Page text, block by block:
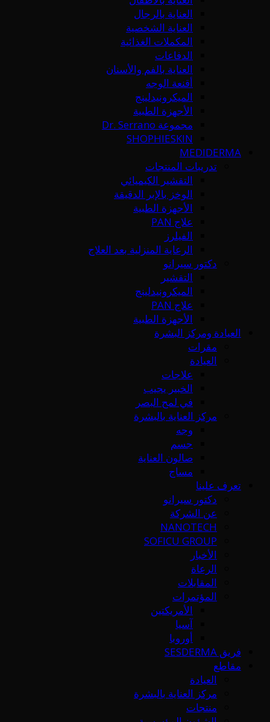
العناية بالرجال
العناية الشخصية
المكملات الغذائية
الدفاعات
العناية بالفم والأسنان
أقنعة الوجه
الميكرونيدلينج
الأجهزة الطبية
مجموعة Dr. Serrano
SHOPHIESKIN
MEDIDERMA
تدريبات المنتجات
التقشير الكيميائي
الوخز بالإبر الدقيقة
الأجهزة الطبية
علاج PAN
الفيلرز
الرعاية المنزلية بعد العلاج
دكتور سيرانو
التقشير
الميكرونيدلينج
علاج PAN
الأجهزة الطبية
العيادة ومركز البشرة
مقرات
العيادة
علاجات
الخبير يجيب
في لمح البصر
مركز العناية بالبشرة
وجه
جسم
صالون العناية
مساج
تعرف علينا
دكتور سيرانو
عن الشركة
NANOTECH
SOFICU GROUP
الأخبار
الرعاة
المقابلات
المؤتمرات
الأمريكتين
آسيا
أوروبا
فريق SESDERMA
مقاطع
العيادة
مركز العناية بالبشرة
منتجات